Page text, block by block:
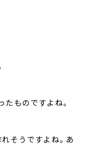
ものですよね。
そうですよね。あ